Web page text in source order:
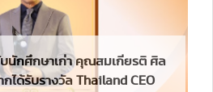
นักศึกษาเก่า คุณสมเกียรติ ศิล
ได้รับรางวัล Thailand CEO